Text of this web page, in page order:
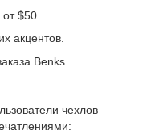
$50.
акцентов.
Benks.
чехлов